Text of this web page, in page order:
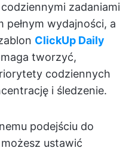
zadaniami
wydajności, a
ClickUp Daily
tworzyć,
codziennych
i śledzenie.
podejściu do
ustawić